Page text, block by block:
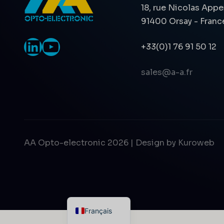
LinkedIn
YouTube
18, rue Nicolas
91400 Orsay -
+33(0)1 76 91 50 12
sales@a-a.fr
AA Opto-electronic 2026 | Design by Kuroweb
Français